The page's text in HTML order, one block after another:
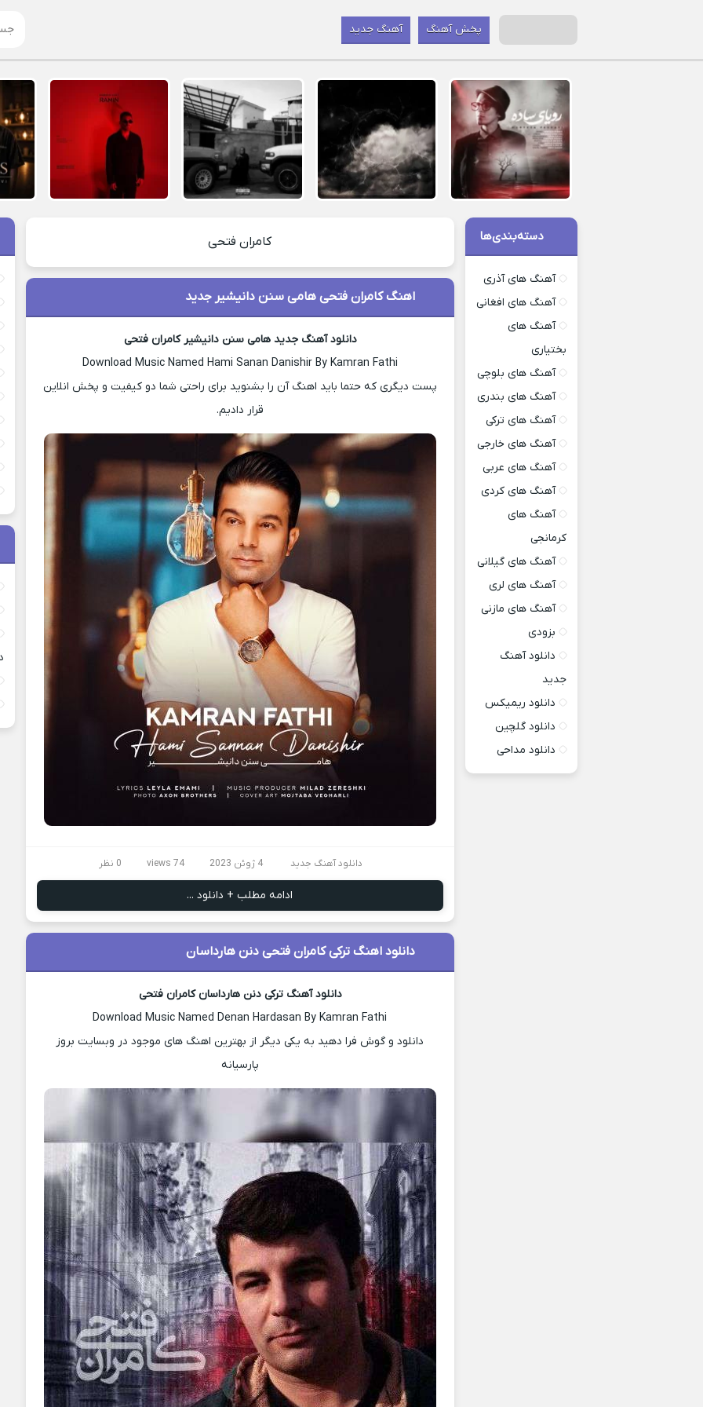
پخش آهنگ آهنگ جدید
کامران فتحی
اهنگ کامران فتحی هامی سنن دانیشیر جدید
دانلود آهنگ جدید هامی سنن دانیشیر کامران فتحی
Download Music Named Hami Sanan Danishir By Kamran Fathi
پست دیگری که حتما باید اهنگ آن را بشنوید برای راحتی شما دو کیفیت و پخش انلاین
قرار دادیم.
دانلود آهنگ جدید 4 ژوئن 2023 74 views 0 نظر
ادامه مطلب + دانلود ...
دانلود اهنگ ترکی کامران فتحی دنن هارداسان
دانلود آهنگ ترکی دنن هارداسان کامران فتحی
Download Music Named Denan Hardasan By Kamran Fathi
دانلود و گوش فرا دهید به یکی دیگر از بهترین اهنگ های موجود در وبسایت بروز
پارسیانه
دسته‌بندی‌ها
آهنگ های آذری
آهنگ های افغانی
آهنگ های
بختیاری
آهنگ های بلوچی
آهنگ های بندری
آهنگ های ترکی
آهنگ های خارجی
آهنگ های عربی
آهنگ های کردی
آهنگ های
کرمانجی
آهنگ های گیلانی
آهنگ های لری
آهنگ های مازنی
بزودی
دانلود آهنگ
جدید
دانلود ریمیکس
دانلود گلچین
دانلود مداحی